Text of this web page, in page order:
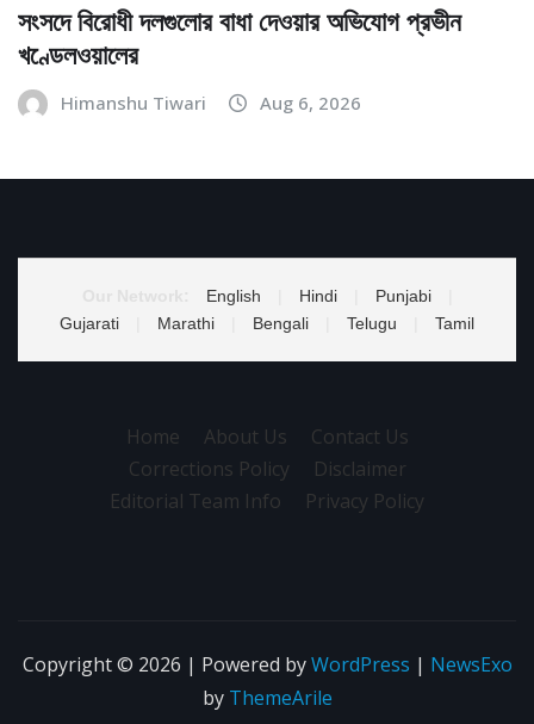
সংসদে বিরোধী দলগুলোর বাধা দেওয়ার অভিযোগ প্রভীন
খণ্ডেলওয়ালের
Himanshu Tiwari Aug 6, 2026
English Hindi Punjabi
Gujarati
Marathi Bengali Telugu Tamil
Home About Us
Contact Us
Corrections Policy
Disclaimer
Editorial Team Info
Privacy Policy
Copyright © 2026 | Powered byWordPress | NewsExo
by ThemeArile